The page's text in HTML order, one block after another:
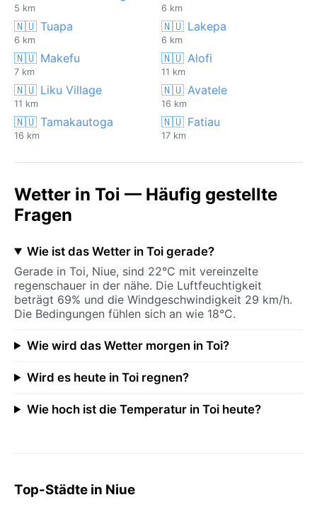
5 km 6 km
🇳🇺 Tuapa
6 km
🇳🇺 Lakepa
6 km
🇳🇺 Makefu
7 km
🇳🇺 Alofi
11 km
🇳🇺 Liku Village
11 km
🇳🇺 Avatele
16 km
🇳🇺 Tamakautoga
16 km
🇳🇺 Fatiau
17 km
Wetter in Toi — Häufig gestellte
Fragen
Wie ist das Wetter in Toi gerade?
Gerade in Toi, Niue, sind 22°C mit vereinzelte
regenschauer in der nähe. Die Luftfeuchtigkeit
beträgt 69% und die Windgeschwindigkeit 29 km/h.
Die Bedingungen fühlen sich an wie 18°C.
Wie wird das Wetter morgen in Toi?
Wird es heute in Toi regnen?
Wie hoch ist die Temperatur in Toi heute?
Top-Städte in Niue